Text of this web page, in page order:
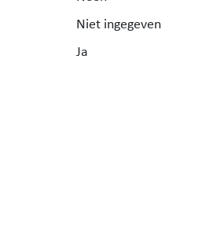
Niet ingegeven
Ja